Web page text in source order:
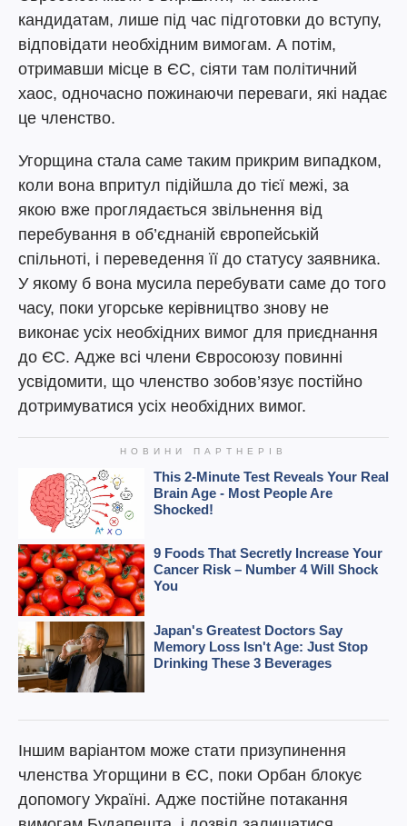
кандидатам, лише під час підготовки до вступу,
відповідати необхідним вимогам. А потім,
отримавши місце в ЄС, сіяти там політичний
хаос, одночасно пожинаючи переваги, які надає
це членство.
Угорщина стала саме таким прикрим випадком,
коли вона впритул підійшла до тієї межі, за
якою вже проглядається звільнення від
перебування в об’єднаній європейській
спільноті, і переведення її до статусу заявника.
У якому б вона мусила перебувати саме до того
часу, поки угорське керівництво знову не
виконає усіх необхідних вимог для приєднання
до ЄС. Адже всі члени Євросоюзу повинні
усвідомити, що членство зобов’язує постійно
дотримуватися усіх необхідних вимог.
Іншим варіантом може стати призупинення
членства Угорщини в ЄС, поки Орбан блокує
допомогу Україні. Адже постійне потакання